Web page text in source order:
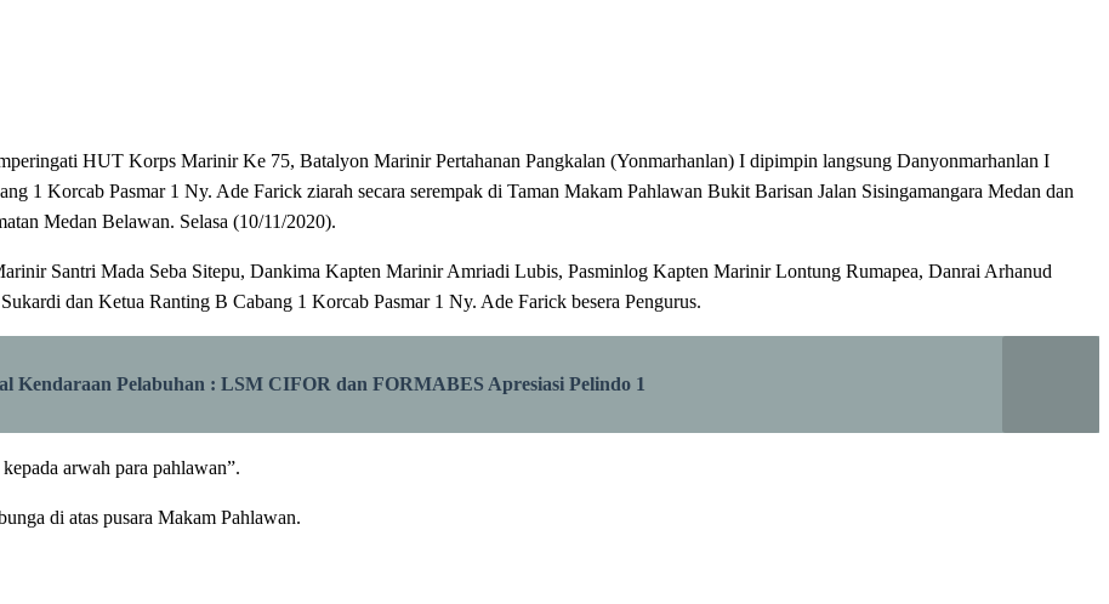
HUT Korps Marinir Ke 75, Batalyon Marinir Pertahanan Pangkalan (Yonmarhanlan) I dipimpin langsung Danyonmarhanlan I
1 Korcab Pasmar 1 Ny. Ade Farick ziarah secara serempak di Taman Makam Pahlawan Bukit Barisan Jalan Sisingamangara Medan dan
Medan Belawan. Selasa (10/11/2020).
Santri Mada Seba Sitepu, Dankima Kapten Marinir Amriadi Lubis, Pasminlog Kapten Marinir Lontung Rumapea, Danrai Arhanud
dan Ketua Ranting B Cabang 1 Korcab Pasmar 1 Ny. Ade Farick besera Pengurus.
Kendaraan Pelabuhan : LSM CIFOR dan FORMABES Apresiasi Pelindo 1
arwah para pahlawan”.
di atas pusara Makam Pahlawan.